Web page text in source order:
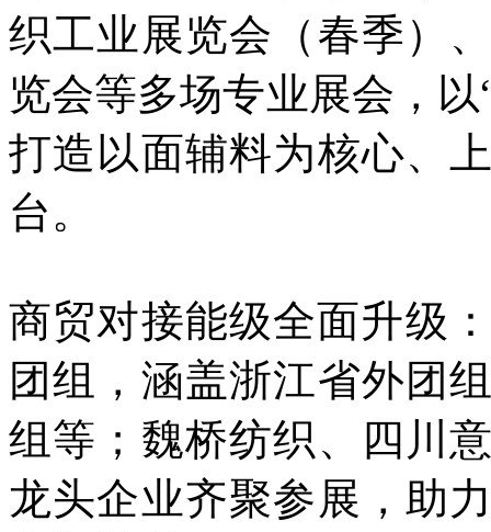
织工业展览会（春季）
览会等多场专业展会，
打造以面辅料为核心、
台。
商贸对接能级全面升级
团组，涵盖浙江省外团
组等；魏桥纺织、四川
龙头企业齐聚参展，助